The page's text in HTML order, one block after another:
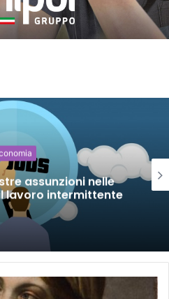
assunzioni nelle
lavoro intermittente